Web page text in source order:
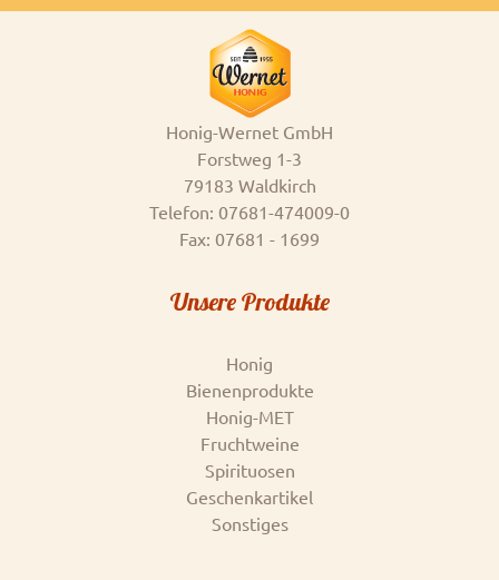
Honig-Wernet GmbH
Forstweg 1-3
79183 Waldkirch
Telefon: 07681-474009-0
Fax: 07681 - 1699
Unsere Produkte
Honig
Bienenprodukte
Honig-MET
Fruchtweine
Spirituosen
Geschenkartikel
Sonstiges